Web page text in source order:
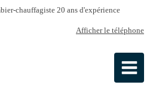
chauffagiste 20 ans d'expérience
Afficher le téléphone